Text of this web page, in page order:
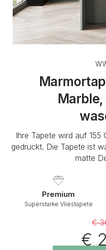
Ihre Tapete wird auf 155
gedruckt. Die Tapete ist
matte
Premium
Superstarke Vliestapete
€
€